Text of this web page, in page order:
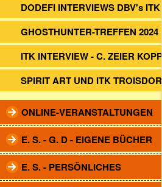
DODEFI INTERVIEWS DBV's ITK
GHOSTHUNTER-TREFFEN 2024
ITK INTERVIEW - C. ZEIER KOPP
SPIRIT ART UND ITK TROISDORF
ONLINE-VERANSTALTUNGEN
E. S. - G. D - EIGENE BÜCHER
E. S. - PERSÖNLICHES